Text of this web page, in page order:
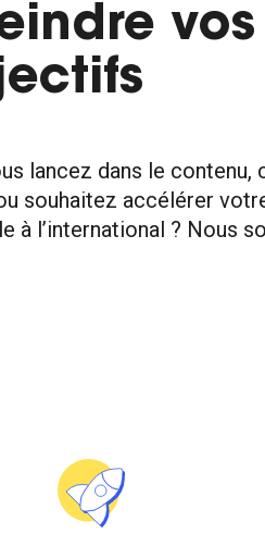
vos
lancez dans le contenu,
souhaitez accélérer
à l’international ? Nous